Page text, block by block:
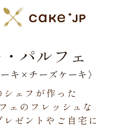
パルフェ
キ×チーズケーキ〉
シェフが作った
ェのフレッシュな
レゼントやご自宅に